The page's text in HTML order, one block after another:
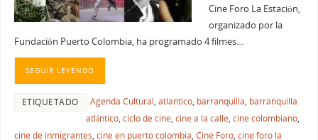
Cine Foro La Estación,
organizado por la
Fundación Puerto Colombia, ha programado 4 filmes…
SEGUIR LEYENDO
ETIQUETADO Agenda Cultural, atlantico, barranquilla, barranquilla
atlántico, ciclo de cine, cine a la calle, cine colombiano,
cine de inmigrantes, cine en puerto colombia, Cine Foro, cine foro la